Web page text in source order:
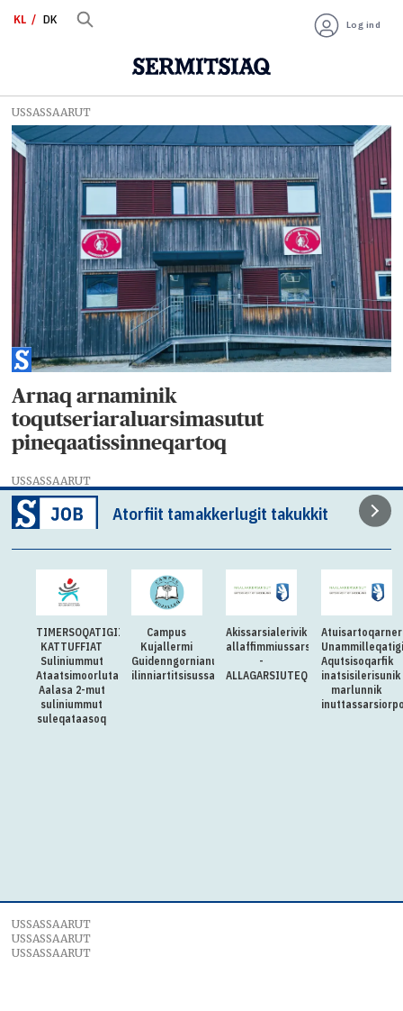
KL DK Log ind
Tag:
toqutsiniarsimasoq
USSASSAARUT
Arnaq arnaminik
toqutseriaraluarsimasutut
pineqaatissinneqartoq
USSASSAARUT
Atorfiit tamakkerlugit takukkit
TIMERSOQATIGIIT
KATTUFFIAT
Suliniummut
Ataatsimoorluta
Aalasa 2-mut
suliniummut
suleqataasoq
Campus
Kujallermi
Guidenngornianut
ilinniartitsisussarsiorneq
Akissarsialerivik
allaffimmiussarsiorpoq
-
ALLAGARSIUTEQQITAQ
Aqutsisoqarfik
inatsisilerisunik
marlunnik
USSASSAARUT
USSASSAARUT
USSASSAARUT